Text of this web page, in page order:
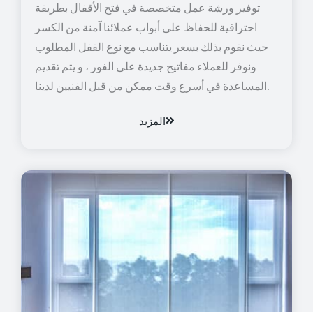
توفير ورشة عمل متخصصة في فتح الأقفال بطريقة
احترافية للحفاظ على أبواب عملائنا آمنة من الكسر
حيث نقوم بذلك بسعر يتناسب مع نوع القفل المطلوب
ونوفر للعملاء مفاتيح جديدة على الفور ، و يتم تقديم
المساعدة في أسرع وقت ممكن من قبل الفنيين لدينا.
المزيد